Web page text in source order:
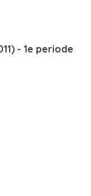
- 1e periode